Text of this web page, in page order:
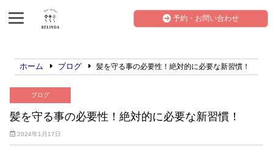
予約・お問い合わせ
ホーム ブログ 髪を守る事の必要性！絶対的に必要な新習慣！
ブログ
髪を守る事の必要性！絶対的に必要な新習慣！
2024年1月17日